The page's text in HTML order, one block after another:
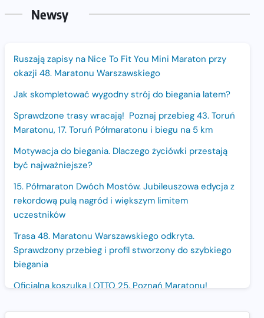
Newsy
Ruszają zapisy na Nice To Fit You Mini Maraton przy
okazji 48. Maratonu Warszawskiego
Jak skompletować wygodny strój do biegania latem?
Sprawdzone trasy wracają! Poznaj przebieg 43. Toruń
Maratonu, 17. Toruń Półmaratonu i biegu na 5 km
Motywacja do biegania. Dlaczego życiówki przestają
być najważniejsze?
15. Półmaraton Dwóch Mostów. Jubileuszowa edycja z
rekordową pulą nagród i większym limitem
uczestników
Trasa 48. Maratonu Warszawskiego odkryta.
Sprawdzony przebieg i profil stworzony do szybkiego
biegania
Oficjalna koszulka LOTTO 25. Poznań Maratonu!